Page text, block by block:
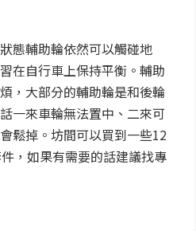
態輔助輪依然可以觸碰地
在自行車上保持平衡。輔助
，大部分的輔助輪是和後輪
一來車輪無法置中、二來可
鬆掉。坊間可以買到一些12
，如果有需要的話建議找專